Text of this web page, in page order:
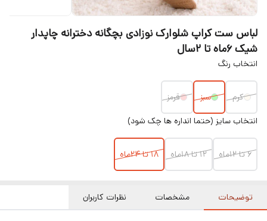
لباس ست کراپ شلوارک نوزادی بچگانه دخترانه چاپدار
شیک ۶ماه تا ۲سال
انتخاب رنگ
کرم سبز
قرمز
انتخاب سایز (حتما انداره ها چک شود)
۶ تا ۱۲ماه ۱۲ تا ۱۸ماه ۱۸ تا ۲۴ماه
توضیحات مشخصات نظرات کاربران